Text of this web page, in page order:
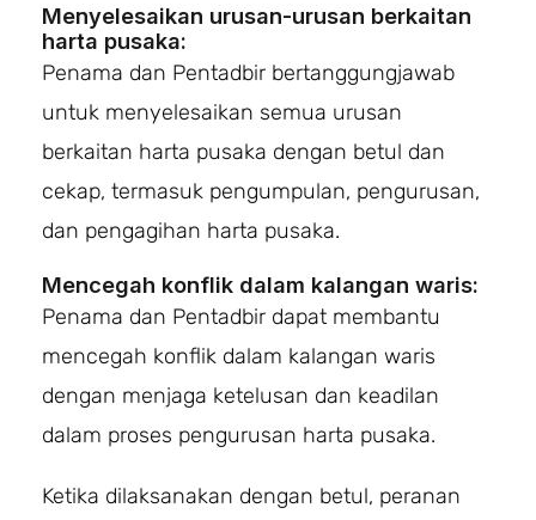
Menyelesaikan urusan-urusan berkaitan
harta pusaka:
Penama dan Pentadbir bertanggungjawab
untuk menyelesaikan semua urusan
berkaitan harta pusaka dengan betul dan
cekap, termasuk pengumpulan, pengurusan,
dan pengagihan harta pusaka.
Mencegah konflik dalam kalangan waris:
Penama dan Pentadbir dapat membantu
mencegah konflik dalam kalangan waris
dengan menjaga ketelusan dan keadilan
dalam proses pengurusan harta pusaka.
Ketika dilaksanakan dengan betul, peranan